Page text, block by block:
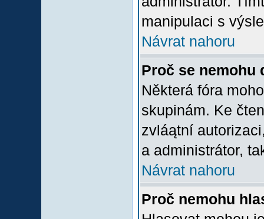
manipulaci s
Návrat nahoru
Proč se nemohu
Některá fóra
skupinám. Ke
zvláątní
a administrátor,
Návrat nahoru
Proč nemohu